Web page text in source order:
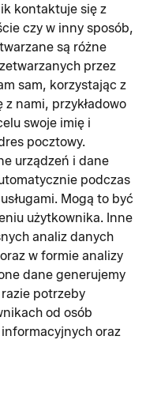
kontaktuje się z
czy w inny sposób,
są różne
przez
sam, korzystając z
nami, przykładowo
swoje imię i
pocztowy.
urządzeń i dane
podczas
Mogą to być
użytkownika. Inne
analiz danych
w formie analizy
dane generujemy
potrzeby
od osób
oraz